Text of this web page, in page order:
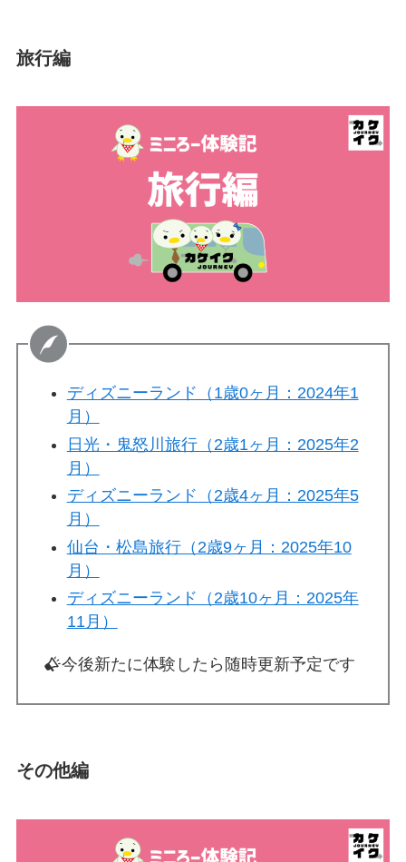
旅行編
ディズニーランド（1歳0ヶ月：2024年1
月）
日光・鬼怒川旅行（2歳1ヶ月：2025年2
月）
ディズニーランド（2歳4ヶ月：2025年5
月）
仙台・松島旅行（2歳9ヶ月：2025年10
月）
ディズニーランド（2歳10ヶ月：2025年
11月）
今後新たに体験したら随時更新予定です
その他編